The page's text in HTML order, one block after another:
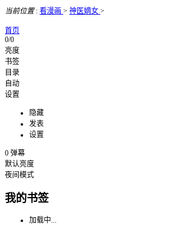
当前位置: 看漫画 > 神医嫡女 >
首页
0/0
亮度
书签
目录
自动
设置
隐藏
发表
设置
0 弹幕
默认亮度
夜间模式
我的书签
加载中...